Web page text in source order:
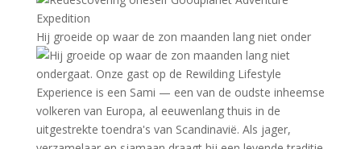
Hij groeide op waar de zon maanden lang niet onder